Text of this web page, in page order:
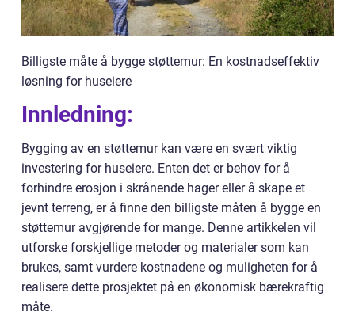
Billigste måte å bygge støttemur: En kostnadseffektiv
løsning for huseiere
Innledning:
Bygging av en støttemur kan være en svært viktig
investering for huseiere. Enten det er behov for å
forhindre erosjon i skrånende hager eller å skape et
jevnt terreng, er å finne den billigste måten å bygge en
støttemur avgjørende for mange. Denne artikkelen vil
utforske forskjellige metoder og materialer som kan
brukes, samt vurdere kostnadene og muligheten for å
realisere dette prosjektet på en økonomisk bærekraftig
måte.